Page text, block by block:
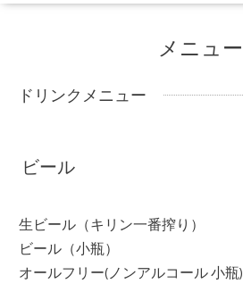
メニュー
ドリンクメニュー
ビール
生ビール（キリン一番搾り）
ビール（小瓶）
オールフリー(ノンアルコール 小瓶)